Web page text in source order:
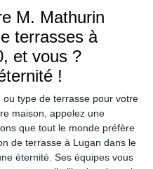
M. Mathurin
terrasses à
et vous ?
!
ou type de terrasse pour votre
maison, appelez une
que tout le monde préfère
de terrasse à Lugan dans le
éternité. Ses équipes vous